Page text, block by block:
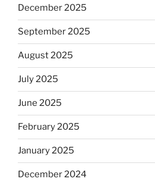
December 2025
September 2025
August 2025
July 2025
June 2025
February 2025
January 2025
December 2024